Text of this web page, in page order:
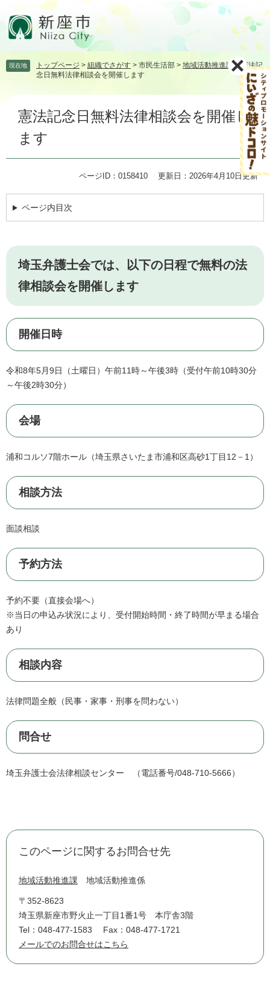
頭飛 現在地 トップページ > 組織でさがす > 市民生活部 > 地域活動推進課 >憲法記
念日無料法律相談会を開催します
憲法記念日無料法律相談会を開催し
ます
ページID：0158410 更新日：2026年4月10日更新
ページ内目次
埼玉弁護士会では、以下の日程で無料の法
律相談会を開催します
開催日時
​令和8年5月9日（土曜日）午前11時～午後3時（受付午前10時30分
～午後2時30分）
会場
浦和コルソ7階ホール（埼玉県さいたま市浦和区高砂1丁目12－1）
相談方法
面談相談
予約方法
予約不要（直接会場へ）
※当日の申込み状況により、受付開始時間・終了時間が早まる場合
あり
相談内容
法律問題全般（民事・家事・刑事を問わない）
問合せ
埼玉弁護士会法律相談センター （電話番号/048-710-5666）
このページに関するお問合せ先
地域活動推進課 地域活動推進係
〒352-8623
埼玉県新座市野火止一丁目1番1号 本庁舎3階
Tel：048-477-1583
Fax：048-477-1721
メールでのお問合せはこちら